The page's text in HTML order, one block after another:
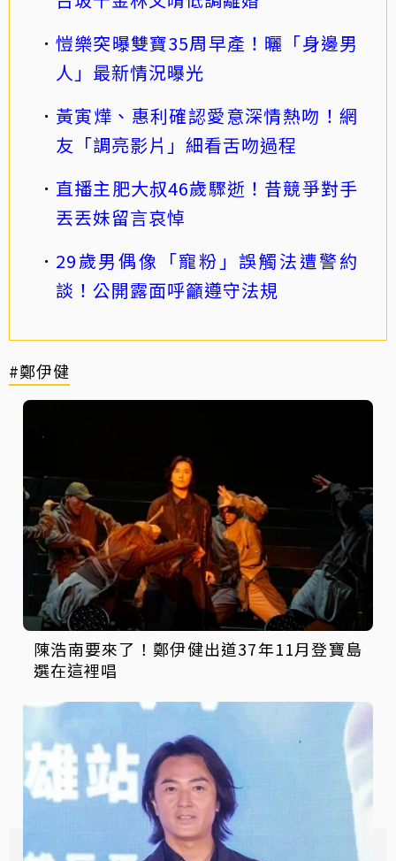
愷樂突曝雙寶35周早產！曬「身邊男
人」最新情況曝光
黃寅燁、惠利確認愛意深情熱吻！網
友「調亮影片」細看舌吻過程
直播主肥大叔46歲驟逝！昔競爭對手
丟丟妹留言哀悼
29歲男偶像「寵粉」誤觸法遭警約
談！公開露面呼籲遵守法規
#鄭伊健
陳浩南要來了！鄭伊健出道37年11月登寶島
選在這裡唱